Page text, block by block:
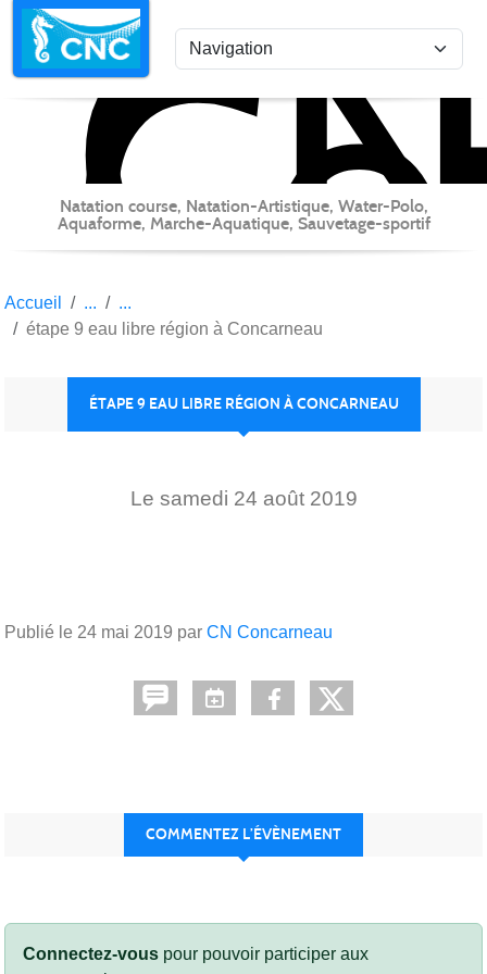
Natation course, Natation-Artistique, Water-Polo,
Aquaforme, Marche-Aquatique, Sauvetage-sportif
Accueil
étape 9 eau libre région à Concarneau
ÉTAPE 9 EAU LIBRE RÉGION À CONCARNEAU
Le samedi 24 août 2019
Publié le 24 mai 2019 par CN Concarneau
COMMENTEZ L’ÉVÈNEMENT
Connectez-vous pour pouvoir participer aux
Panneau de gestion des cookies